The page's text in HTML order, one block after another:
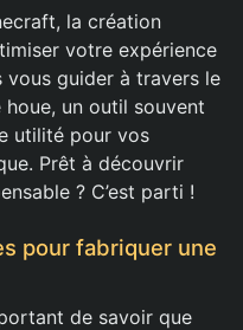
la création
votre expérience
vous guider à travers le
houe, un outil souvent
utilité pour vos
Prêt à découvrir
? C’est parti !
pour fabriquer une
de savoir que